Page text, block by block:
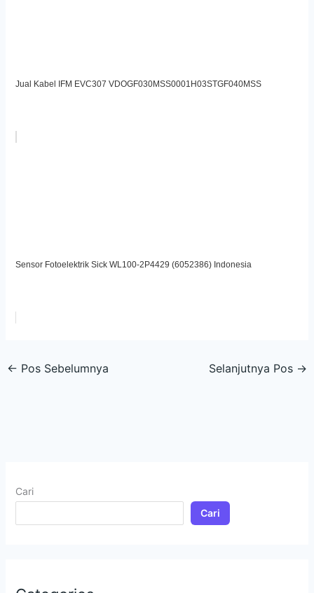
Jual Kabel IFM EVC307 VDOGF030MSS0001H03STGF040MSS
Sensor Fotoelektrik Sick WL100-2P4429 (6052386) Indonesia
← Pos Sebelumnya Selanjutnya Pos →
Cari
Cari